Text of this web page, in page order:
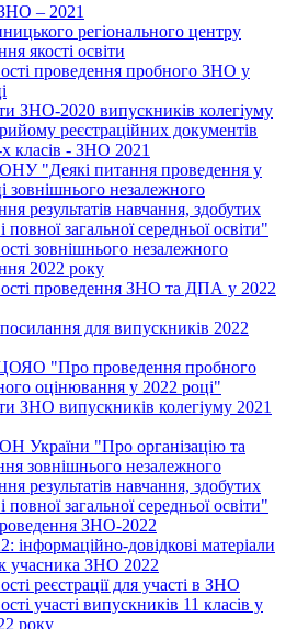
– 2021
регіонального центру
якості освіти
проведення пробного ЗНО у
ЗНО-2020 випускників колегіуму
реєстраційних документів
х класів - ЗНО 2021
"Деякі питання проведення у
зовнішнього незалежного
результатів навчання, здобутих
повної загальної середньої освіти"
зовнішнього незалежного
2022 року
проведення ЗНО та ДПА у 2022
для випускників 2022
"Про проведення пробного
оцінювання у 2022 році"
ЗНО випускників колегіуму 2021
України "Про організацію та
зовнішнього незалежного
результатів навчання, здобутих
повної загальної середньої освіти"
ЗНО-2022
інформаційно-довідкові матеріали
учасника ЗНО 2022
реєстрації для участі в ЗНО
участі випускників 11 класів у
року